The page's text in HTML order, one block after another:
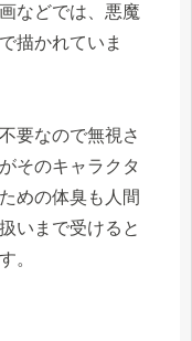
などでは、悪魔
描かれていま
要なので無視さ
そのキャラクタ
めの体臭も人間
いまで受けると
。